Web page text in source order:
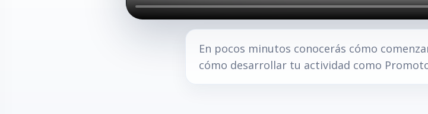
En pocos minutos conocerás cómo
cómo desarrollar tu actividad como